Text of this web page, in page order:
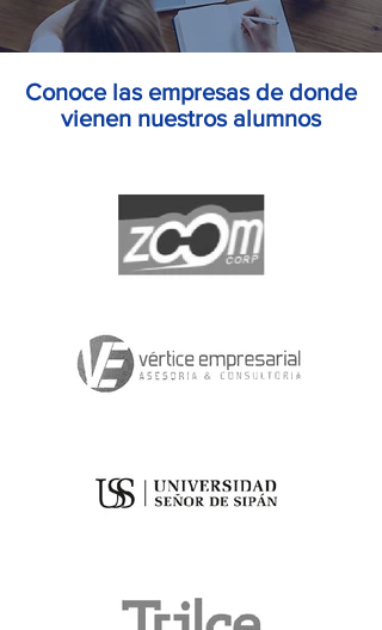
Conoce las empresas de donde
vienen nuestros alumnos